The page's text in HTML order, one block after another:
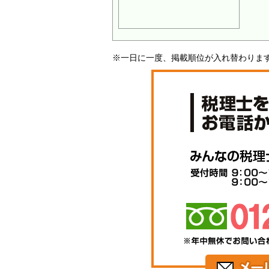
※一日に一度、掲載順位が入れ替わりま